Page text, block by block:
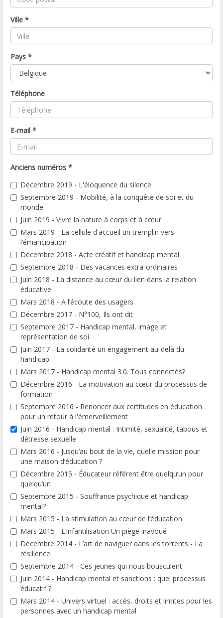
Ville *
Pays *
Téléphone
E-mail *
Anciens numéros *
Décembre 2019 - L'éloquence du silence
Septembre 2019 - Mobilité, à la conquête de soi et du
monde
Juin 2019 - Vivre la nature à corps et à cœur
Mars 2019 - La cellule d'accueil un tremplin vers
l’émancipation
Décembre 2018 - Acte créatif et handicap mental
Septembre 2018 - Des vacances extra-ordinaires
Juin 2018 - La distance au cœur du lien dans la relation
éducative
Mars 2018 - A l’écoute des usagers
Décembre 2017 - N°100, Ils ont dit
Septembre 2017 - Handicap mental, image et
représentation de soi
Juin 2017 - La solidarité un engagement au-delà du
handicap
Mars 2017 - Handicap mental 3.0. Tous connectés?
Décembre 2016 - La motivation au cœur du processus de
formation
Septembre 2016 - Renoncer aux certitudes en éducation
pour un retour à l'émerveillement
Juin 2016 - Handicap mental : Intimité, sexualité, tabous et
détresse sexuelle
Mars 2016 - Jusqu’au bout de la vie, quelle mission pour
une maison d’éducation ?
Décembre 2015 - Éducateur référent être quelqu’un pour
quelqu’un
Septembre 2015 - Souffrance psychique et handicap
mental?
Mars 2015 - La stimulation au cœur de l’éducation
Mars 2015 - L’infantilisation Un piège inavoué
Décembre 2014 - L’art de naviguer dans les torrents - La
résilience
Septembre 2014 - Ces jeunes qui nous bousculent
Juin 2014 - Handicap mental et sanctions : quel processus
éducatif ?
Mars 2014 - Univers virtuel : accès, droits et limites pour les
personnes avec un handicap mental